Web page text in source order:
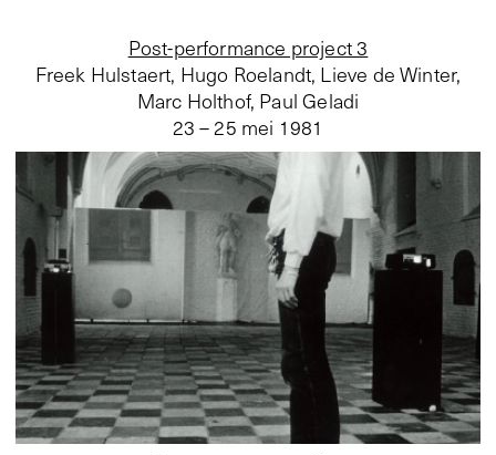
Post-performance project 3
Freek Hulstaert, Hugo Roelandt, Lieve de Winter,
Marc Holthof, Paul Geladi
23 – 25 mei 1981